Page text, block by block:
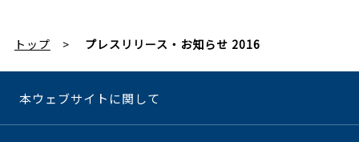
トップ プレスリリース・お知らせ 2016
本ウェブサイトに関して